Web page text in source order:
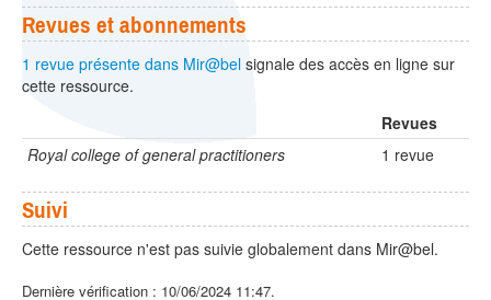
Revues et abonnements
1 revue présente dans Mir@bel signale des accès en ligne sur
cette ressource.
Revues
Royal college of general practitioners
1 revue
Suivi
Cette ressource n'est pas suivie globalement dans Mir@bel.
Dernière vérification : 10/06/2024 11:47.